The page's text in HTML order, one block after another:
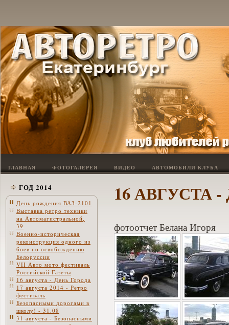
ГЛАВНАЯ ФОТОГАЛЕРЕЯ ВИДЕО АВТОМОБИЛИ КЛУБА
ГОД 2014
День рождения ВАЗ-2101
Выставка ретро техники
на Автомагистральной,
39
Военно-историческая
реконструкция одного из
боев по освобождению
Белоруссии
VII Авто мото фестиваль
Российской Газеты
16 августа - День Города
17 августа 2014 - Ретро
фестиваль
Безопасными дорогами в
школу! - 31.08
31 августа - Безопасными
16 АВГУСТА
фотоотчет Белана Игоря